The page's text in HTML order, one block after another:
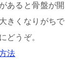
あると骨盤が
きくなりがちで
どうぞ。
法